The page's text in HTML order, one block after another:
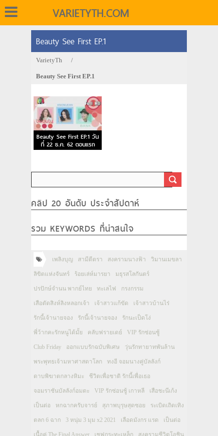
VARIETYTH.COM
Beauty See First EP.1
VarietyTh /
Beauty See First EP.1
Beauty See First EP.1 วัน
ที่ 22 ธ.ค. 62 ตอนแรก
คลิป 20 อันดับ ประจำสัปดาห์
รวม KEYWORDS ที่น่าสนใจ
เพลิงบุญ สามีตีตรา สงครามนางฟ้า วิมานเมขลา
ลิขิตแห่งจันทร์ ร้อยเล่ห์มารยา มธุรสโลกันตร์
ปรปักษ์จำนน พากย์ไทย ทะเลไฟ กรงกรรม
เสือตัดสิงห์ลิงหลอกเจ้า เจ้าสาวแก้ขัด เจ้าสาวบ้านไร่
รักนี้เจ้านายจอง รักนี้เจ้านายจอง รักนะเป็ดโง่
พี่ว้ากคะรักหนูได้มั้ย คลับฟรายเดย์ VIP รักซ่อนชู้
Club Friday ออกแบบรักฉบับพิเศษ วุ่นรักทายาทพันล้าน
พระพุทธเจ้ามหาศาสดาโลก ทงอี จอมนางคู่บัลลังก์
ดาบพิฆาตกลางหิมะ ชีวิตเพื่อชาติ รักนี้เพื่อเธอ
จอมราชันบัลลังก์อมตะ VIP รักซ่อนชู้ เกาหลี เสือชะนีเก้ง
เป็นต่อ หกฉากครับจารย์ สุภาพบุรุษสุดซอย ระเบิดเถิดเทิง
ตลก 6 ฉาก 3 หนุ่ม 3 มุม x2 2021 เลือดมังกร แรด เป็นต่อ
เนื้อคู่ The Final Answer เชฟกระทะเหล็ก สงครามชีวิตโอชิน